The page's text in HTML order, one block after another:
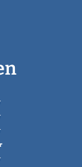
bis 16:00 Uhr
bis 16:00 Uhr
bis 16:00 Uhr
bis 16:00 Uhr